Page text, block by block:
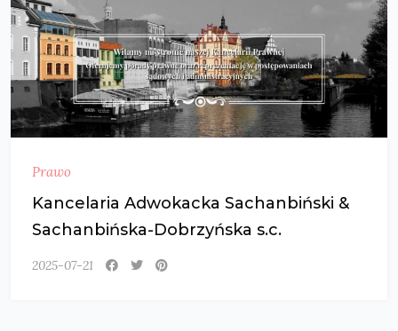
Prawo
Kancelaria Adwokacka Sachanbiński &
Sachanbińska-Dobrzyńska s.c.
2025-07-21